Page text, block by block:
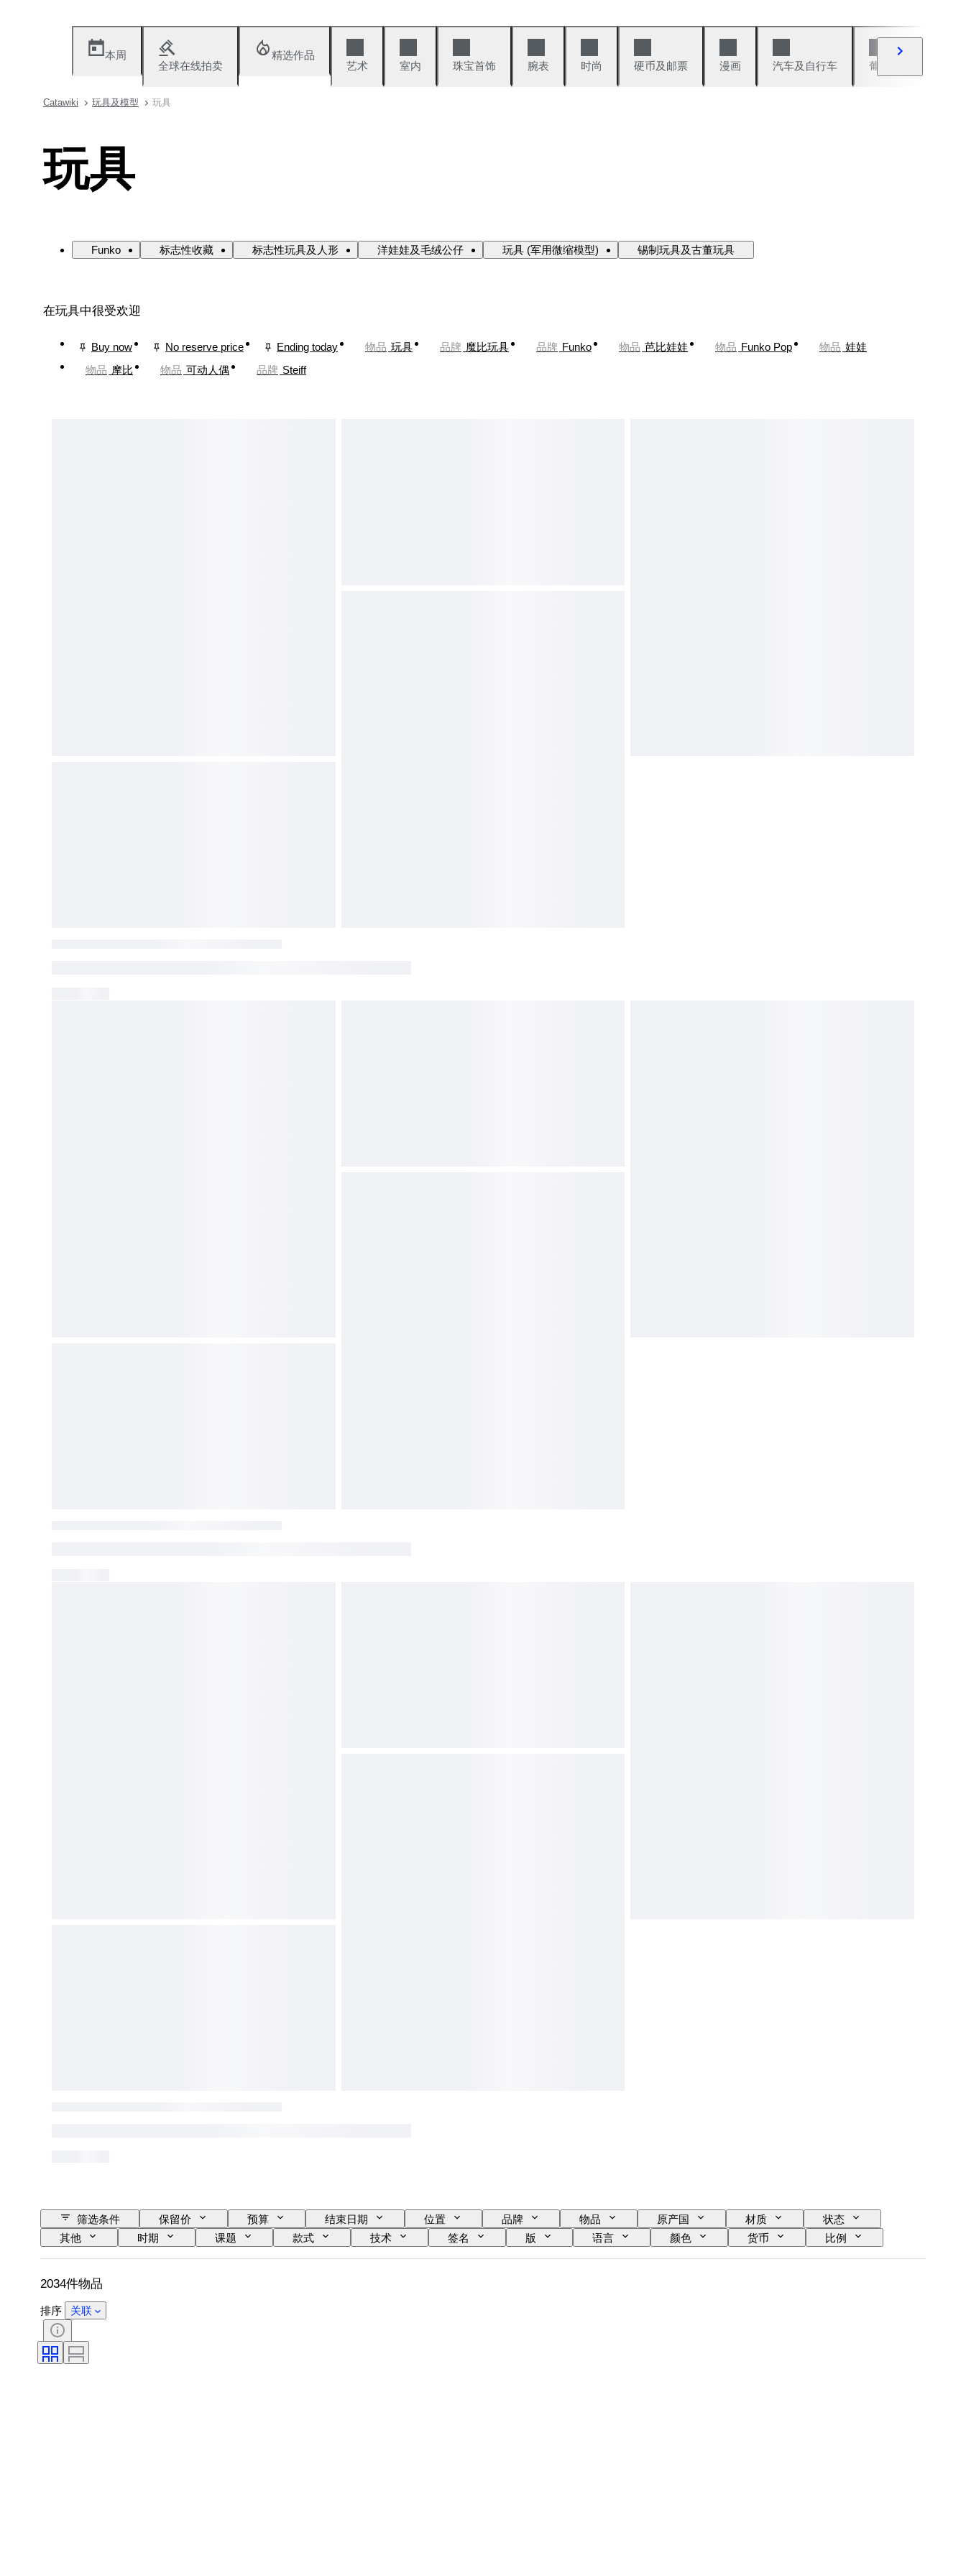
本周
全球在线拍卖
精选作品
艺术
室内 珠宝首饰 腕表 时尚 硬币及邮票 漫画 汽车及自行车 葡萄酒及烈性酒
Catawiki 玩具及模型 玩具
玩具
Funko 标志性收藏 标志性玩具及人形 洋娃娃及毛绒公仔 玩具 (军用微缩模型) 锡制玩具及古董玩具
在玩具中很受欢迎
Buy now No reserve price Ending today 物品 玩具 品牌 魔比玩具 品牌 Funko 物品 芭比娃娃 物品 Funko Pop 物品 娃娃
物品 摩比 物品 可动人偶 品牌 Steiff
筛选条件 保留价 预算 结束日期 位置 品牌 物品 原产国 材质
状态
其他
时期 课题 款式 技术 签名 版 语言 颜色 货币
比例
系列
艺术家 原创作品／复制品 出售者 已测试，运转正常 时代
2034件物品
排序 关联